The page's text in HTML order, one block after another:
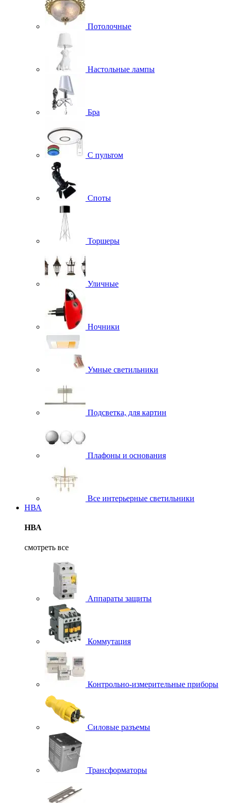
Потолочные
Настольные лампы
Бра
С пультом
Споты
Торшеры
Уличные
Ночники
Умные светильники
Подсветка, для картин
Плафоны и основания
Все интерьерные светильники
НВА
НВА
смотреть все
Аппараты защиты
Коммутация
Контрольно-измерительные приборы
Силовые разъемы
Трансформаторы